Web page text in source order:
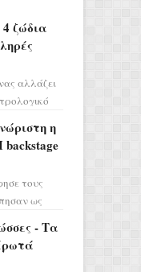
ζώδια
αλλάζει
η
τους
ως
- Τα